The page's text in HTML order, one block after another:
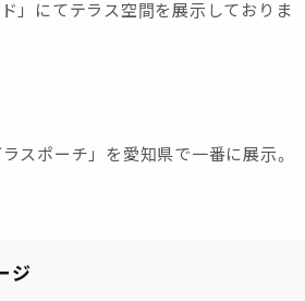
」にてテラス空間を展示しておりま
スポーチ」を愛知県で一番に展示。
ジ